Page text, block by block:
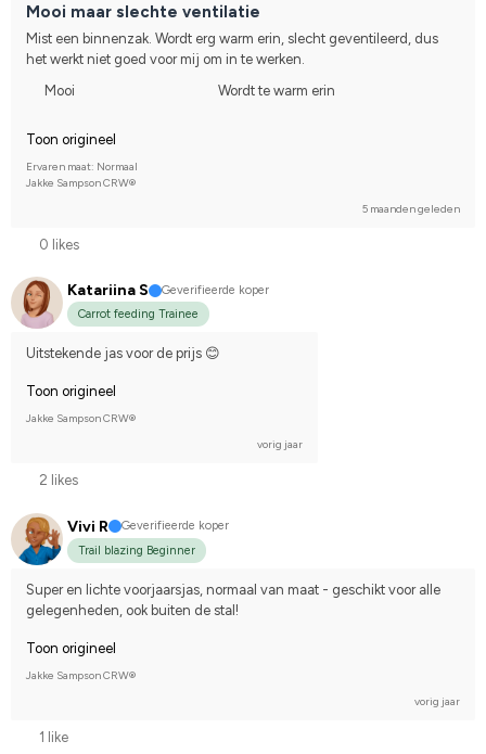
Mooi maar slechte ventilatie
Mist een binnenzak. Wordt erg warm erin, slecht geventileerd, dus
het werkt niet goed voor mij om in te werken.
Mooi
Wordt te warm erin
Toon origineel
Ervaren maat: Normaal
Jakke Sampson CRW®
5 maanden geleden
0 likes
Katariina S
Geverifieerde koper
Carrot feeding Trainee
Uitstekende jas voor de prijs 😊
Toon origineel
Jakke Sampson CRW®
vorig jaar
2 likes
Vivi R
Geverifieerde koper
Trail blazing Beginner
Super en lichte voorjaarsjas, normaal van maat - geschikt voor alle
gelegenheden, ook buiten de stal!
Toon origineel
Jakke Sampson CRW®
vorig jaar
1 like